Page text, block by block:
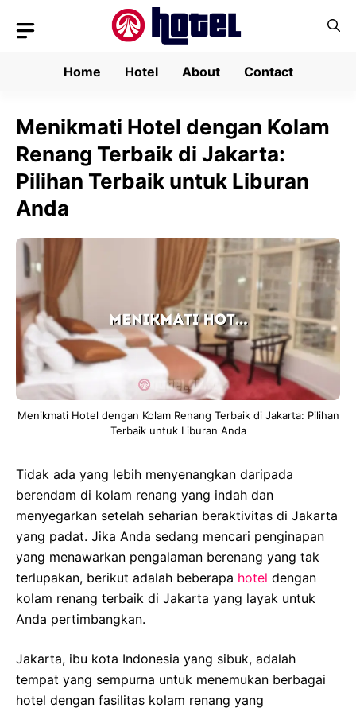
Home
Hotel About Contact
Menikmati Hotel dengan Kolam
Renang Terbaik di Jakarta:
Pilihan Terbaik untuk Liburan
Anda
Menikmati Hotel dengan Kolam Renang Terbaik di Jakarta: Pilihan
Terbaik untuk Liburan Anda
Tidak ada yang lebih menyenangkan daripada
berendam di kolam renang yang indah dan
menyegarkan setelah seharian beraktivitas di Jakarta
yang padat. Jika Anda sedang mencari penginapan
yang menawarkan pengalaman berenang yang tak
terlupakan, berikut adalah beberapa hotel dengan
kolam renang terbaik di Jakarta yang layak untuk
Anda pertimbangkan.
Jakarta, ibu kota Indonesia yang sibuk, adalah
tempat yang sempurna untuk menemukan berbagai
hotel dengan fasilitas kolam renang yang